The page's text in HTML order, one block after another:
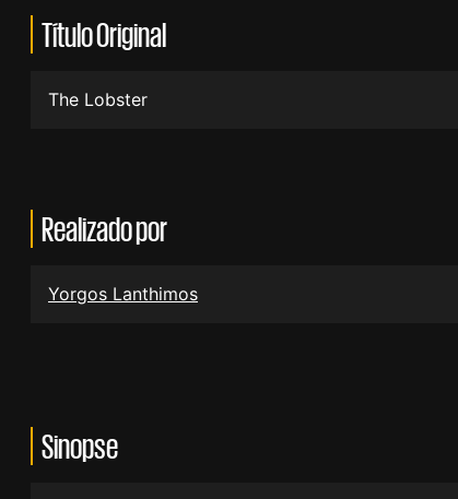
Título Original
The Lobster
Realizado por
Yorgos Lanthimos
Sinopse